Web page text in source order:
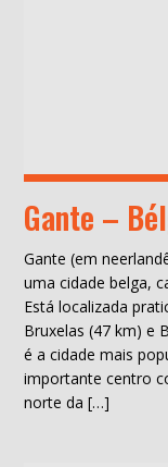
Gante –
Gante (em
uma cidade belga,
Está localizada
Bruxelas (47 km) e
é a cidade mais
importante centro
norte da […]